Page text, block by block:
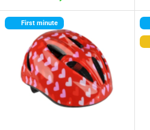
First minute